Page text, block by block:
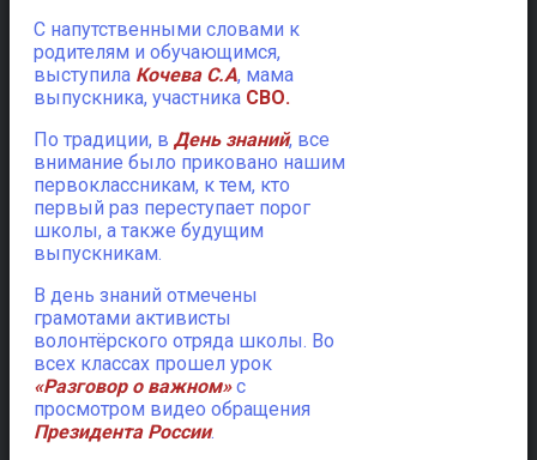
С напутственными словами к
родителям и обучающимся,
выступила Кочева С.А, мама
выпускника, участника СВО.
По традиции, в День знаний, все
внимание было приковано нашим
первоклассникам, к тем, кто
первый раз переступает порог
школы, а также будущим
выпускникам.
В день знаний отмечены
грамотами активисты
волонтёрского отряда школы. Во
всех классах прошел урок
«Разговор о важном»с
просмотром видео обращения
Президента России.